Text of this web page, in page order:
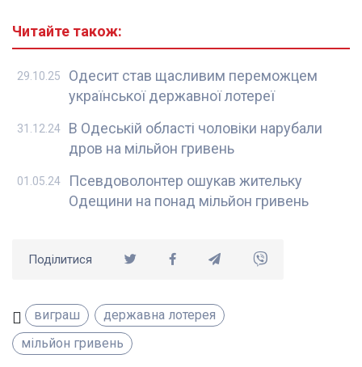
Читайте також:
Одесит став щасливим переможцем
української державної лотереї
29.10.25
В Одеській області чоловіки нарубали
дров на мільйон гривень
31.12.24
Псевдоволонтер ошукав жительку
Одещини на понад мільйон гривень
01.05.24
Поділитися
виграш
державна лотерея
мільйон гривень